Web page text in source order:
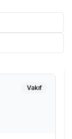
Vakıf